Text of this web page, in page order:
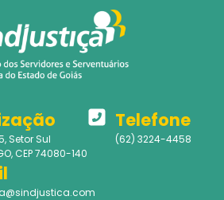
Setor Sul
CEP 74080-140
Telefone
(62) 3224-4458